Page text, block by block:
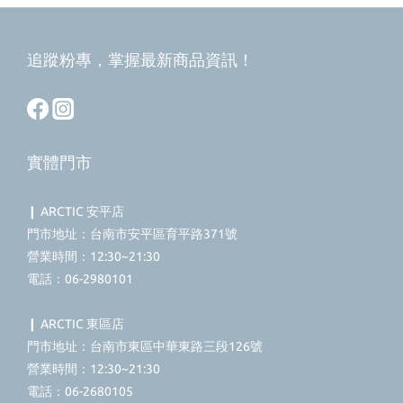
追蹤粉專，掌握最新商品資訊！
實體門市
❙ ARCTIC 安平店
門市地址：台南市安平區育平路371號
營業時間：12:30~21:30
電話：06-2980101
❙ ARCTIC 東區店
門市地址：台南市東區中華東路三段126號
營業時間：12:30~21:30
電話：06-2680105